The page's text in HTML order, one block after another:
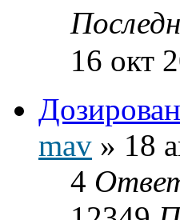
16 окт
mav » 18
4